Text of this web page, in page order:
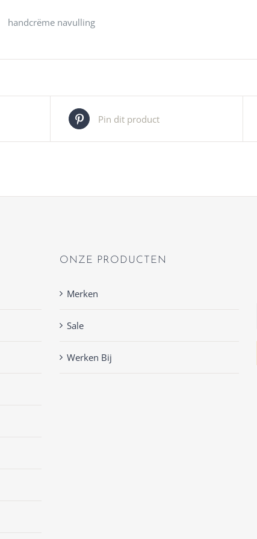
handcrëme navulling
Pin dit product
ONZE PRODUCTEN
Merken
Sale
Werken Bij